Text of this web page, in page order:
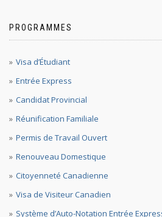
PROGRAMMES
Visa d’Étudiant
Entrée Express
Candidat Provincial
Réunification Familiale
Permis de Travail Ouvert
Renouveau Domestique
Citoyenneté Canadienne
Visa de Visiteur Canadien
Système d’Auto-Notation Entrée